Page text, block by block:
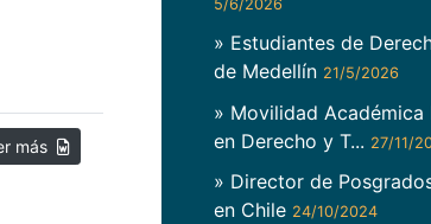
5/6/2026
» Estudiantes de
de Medellín 21/5/2026
» Movilidad Académica
en Derecho y T... 27/11/
» Director de
en Chile 24/10/2024